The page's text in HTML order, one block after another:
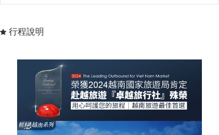
行程說明